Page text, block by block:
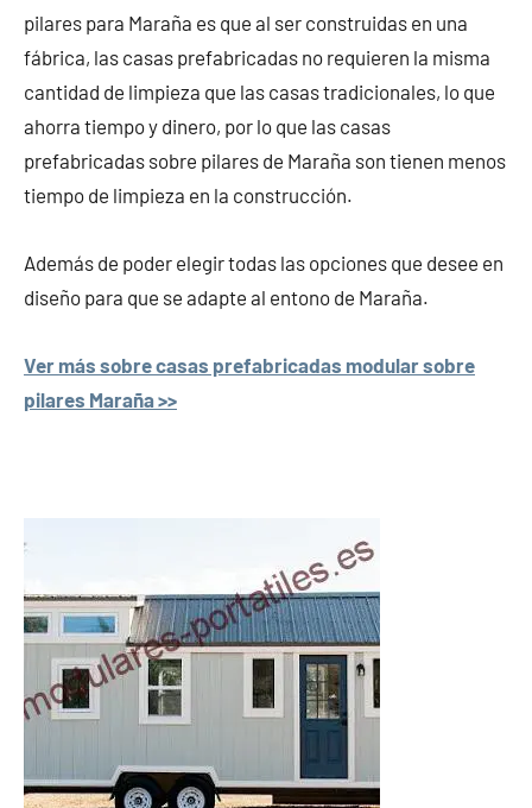
pilares para Maraña es que al ser construidas en una
fábrica, las casas prefabricadas no requieren la misma
cantidad de limpieza que las casas tradicionales, lo que
ahorra tiempo y dinero, por lo que las casas
prefabricadas sobre pilares de Maraña son tienen menos
tiempo de limpieza en la construcción.
Además de poder elegir todas las opciones que desee en
diseño para que se adapte al entono de Maraña.
Ver más sobre casas prefabricadas modular sobre
pilares Maraña >>